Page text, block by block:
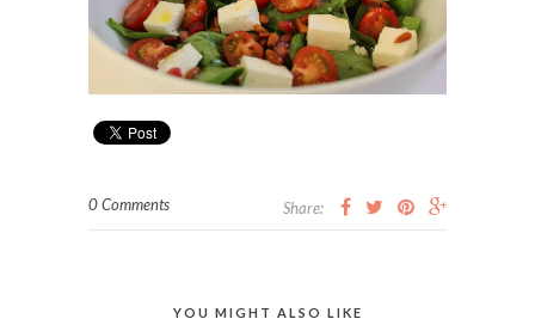
0 Comments Share:
YOU MIGHT ALSO LIKE